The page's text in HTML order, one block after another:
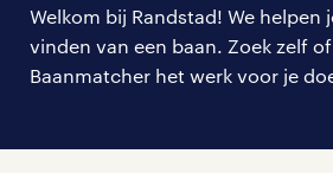
Welkom bij Randstad! We helpen
vinden van een baan. Zoek zelf
Baanmatcher het werk voor je